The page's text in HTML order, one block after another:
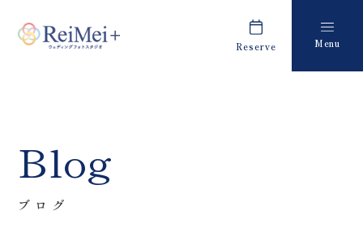
Reserve Menu
Costume
衣装
About us
Blog
ブログ